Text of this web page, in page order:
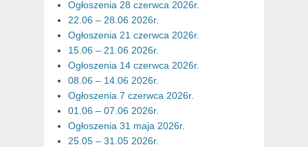
Ogłoszenia 28 czerwca 2026r.
22.06 – 28.06 2026r.
Ogłoszenia 21 czerwca 2026r.
15.06 – 21.06 2026r.
Ogłoszenia 14 czerwca 2026r.
08.06 – 14.06 2026r.
Ogłoszenia 7 czerwca 2026r.
01.06 – 07.06 2026r.
Ogłoszenia 31 maja 2026r.
25.05 – 31.05 2026r.